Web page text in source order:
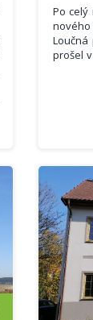
Po
Loučná
prošel
pro
a
uložení